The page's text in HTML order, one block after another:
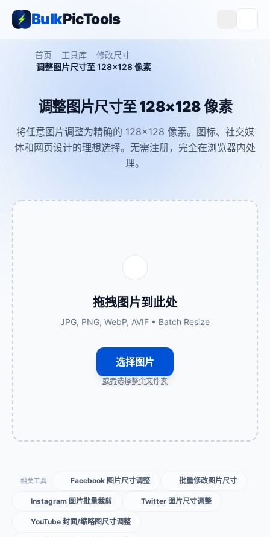
BulkPicTools
首页 工具库
修改尺寸
调整图片尺寸至 128×128 像素
调整图片尺寸至 128×128 像素
将任意图片调整为精确的 128×128 像素。图标、社交媒
体和网页设计的理想选择。无需注册，完全在浏览器内处
理。
拖拽图片到此处
JPG, PNG, WebP, AVIF • Batch Resize
选择图片
或者选择整个文件夹
相关工具 Facebook 图片尺寸调整 批量修改图片尺寸
Instagram 图片批量裁剪 Twitter 图片尺寸调整
YouTube 封面/缩略图尺寸调整